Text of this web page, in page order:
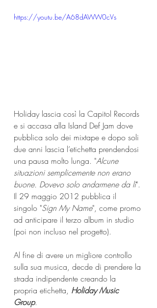
https://youtu.be/A68dAWW0cVs
Holiday lascia così la Capitol Records
e si accasa alla Island Def Jam dove
pubblica solo dei mixtape e dopo soli
due anni lascia l’etichetta prendendosi
una pausa molto lunga. "Alcune
situazioni semplicemente non erano
buone. Dovevo solo andarmene da lì".
Il 29 maggio 2012 pubblica il
singolo "Sign My Name", come promo
ad anticipare il terzo album in studio
(poi non incluso nel progetto).
Al fine di avere un migliore controllo
sulla sua musica, decde di prendere la
strada indipendente creando la
propria etichetta, Holiday Music
Group.